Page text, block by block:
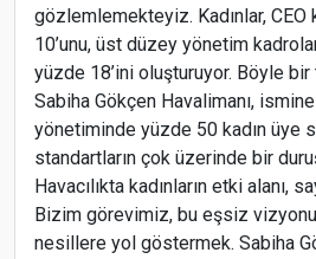
gözlemlemekteyiz. Kadınlar, CEO
10’unu, üst düzey yönetim
yüzde 18’ini oluşturuyor. Böyle
Sabiha Gökçen Havalimanı,
yönetiminde yüzde 50 kadın üye
standartların çok üzerinde bir
Havacılıkta kadınların etki alanı,
Bizim görevimiz, bu eşsiz
nesillere yol göstermek. Sabiha